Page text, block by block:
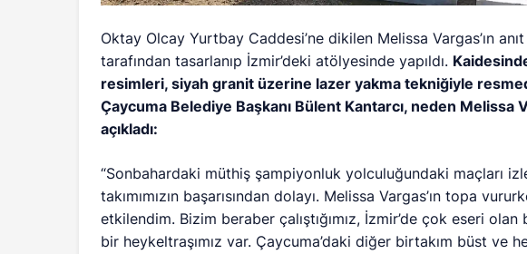
Oktay Olcay Yurtbay Caddesi’ne dikilen Melissa Vargas’ın
tarafından tasarlanıp İzmir’deki atölyesinde yapıldı.
resimleri, siyah granit üzerine lazer yakma tekniğiyle
Çaycuma Belediye Başkanı Bülent Kantarcı, neden Melissa
açıkladı:
“Sonbahardaki müthiş şampiyonluk yolculuğundaki maçları
takımımızın başarısından dolayı. Melissa Vargas’ın topa
etkilendim. Bizim beraber çalıştığımız, İzmir’de çok eseri olan
bir heykeltraşımız var. Çaycuma’daki diğer birtakım büst ve